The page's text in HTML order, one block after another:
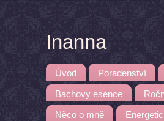
Inanna
Úvod Poradenství
Bachovy esence
Něco o mně